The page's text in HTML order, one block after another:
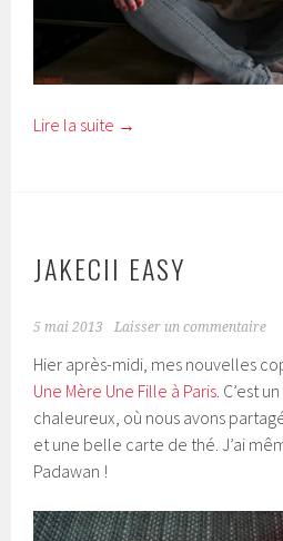
Lire la suite →
JAKECII EASY
5 mai 2013 Laisser un commentaire
Hier après-midi, mes nouvelles
Une Mère Une Fille à Paris . C’est
chaleureux, où nous avons
et une belle carte de thé. J’ai
Padawan !